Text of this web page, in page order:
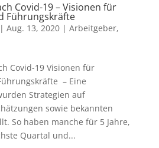
Covid-19 – Visionen für
Führungskräfte
Aug. 13, 2020| Arbeitgeber,
Covid-19 Visionen für
– Eine
Strategien auf
sowie bekannten
So haben manche für 5 Jahre,
Quartal und...